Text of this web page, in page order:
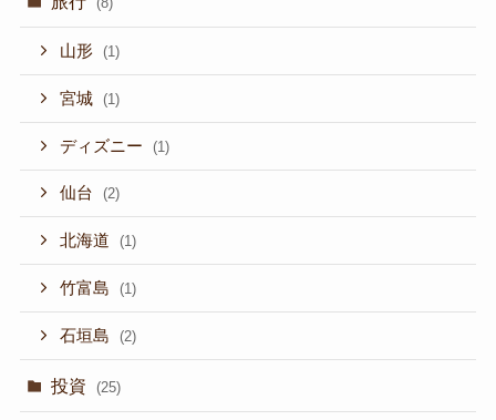
山形 (1)
宮城 (1)
ディズニー (1)
仙台 (2)
北海道 (1)
竹富島 (1)
石垣島 (2)
投資 (25)